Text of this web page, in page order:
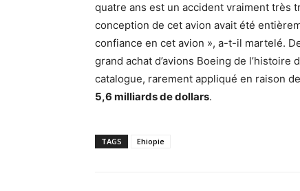
quatre ans est un accident vraiment très
conception de cet avion avait été
confiance en cet avion », a-t-il martelé.
grand achat d’avions Boeing de
catalogue, rarement appliqué en raison
5,6 milliards de dollars.
TAGS Ehiopie